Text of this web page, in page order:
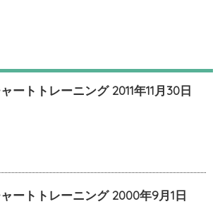
ートトレーニング 2011年11月30日
ートトレーニング 2000年9月1日